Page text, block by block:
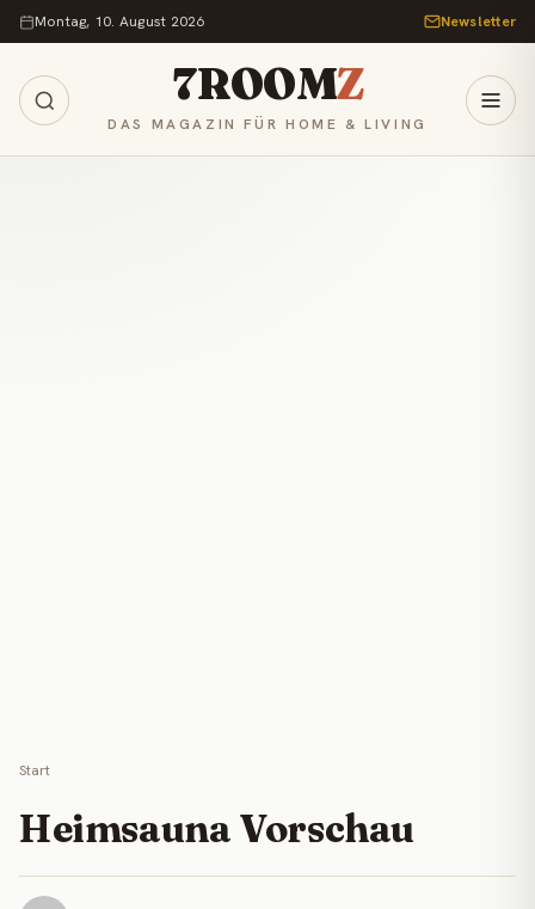
Zum Inhalt springen
Montag, 10. August 2026 Newsletter
7ROOMZ
DAS MAGAZIN FÜR HOME & LIVING
Start
Heimsauna Vorschau